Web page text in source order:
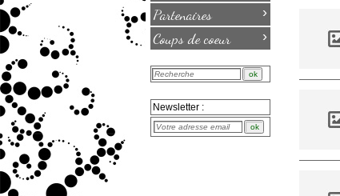
Partenaires ›
Coups de coeur ›
Newsletter :